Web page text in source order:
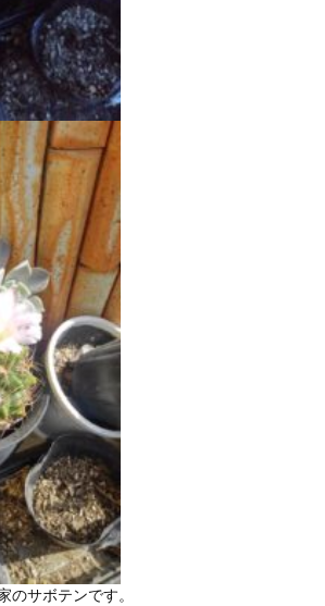
のサボテンです。